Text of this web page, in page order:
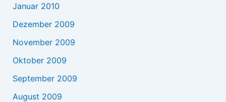
Januar 2010
Dezember 2009
November 2009
Oktober 2009
September 2009
August 2009